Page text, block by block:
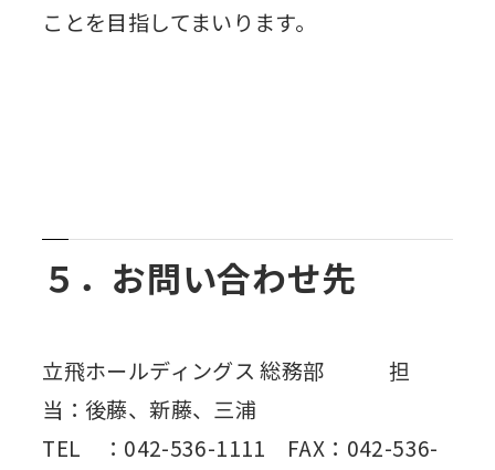
ことを目指してまいります。
５．お問い合わせ先
立飛ホールディングス 総務部 担
当：後藤、新藤、三浦
TEL ：042-536-1111 FAX：042-536-